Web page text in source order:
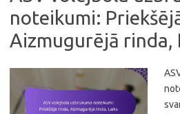
noteikumi:
Aizmugurējā rinda,